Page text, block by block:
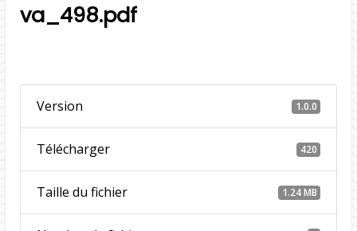
va_498.pdf
Version 1.0.0
Télécharger 420
Taille du fichier 1.24 MB